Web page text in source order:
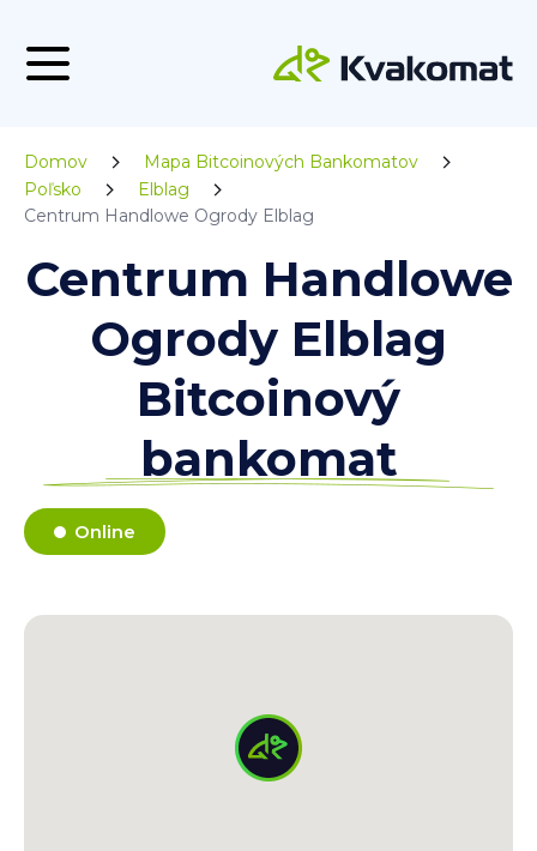
Domov
Mapa Bitcoinových Bankomatov
Poľsko
Elblag
Centrum Handlowe Ogrody Elblag
Centrum Handlowe
Ogrody Elblag
Bitcoinový
bankomat
Online